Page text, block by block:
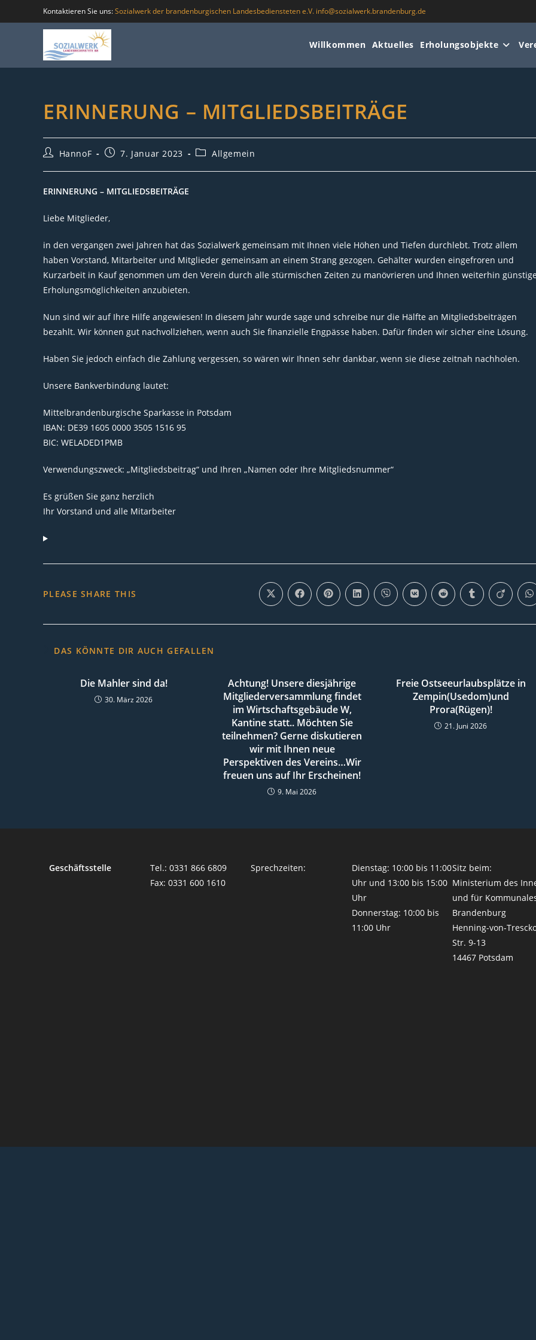
Inhalt
Kontaktieren Sie uns:Sozialwerk der brandenburgischen Landesbediensteten e.V. info@sozialwerk.brandenburg.de
Willkommen Aktuelles Erholungsobjekte
ERINNERUNG – MITGLIEDSBEITRÄGE
Beitrags-
HannoF
Beitrag7. Januar 2023
Beitrags-
Allgemein
ERINNERUNG – MITGLIEDSBEITRÄGE
Liebe Mitglieder,
in den vergangen zwei Jahren hat das Sozialwerk gemeinsam mit Ihnen viele Höhen und Tiefen durchlebt. Trotz allem
haben Vorstand, Mitarbeiter und Mitglieder gemeinsam an einem Strang gezogen. Gehälter wurden eingefroren und
Kurzarbeit in Kauf genommen um den Verein durch alle stürmischen Zeiten zu manövrieren und Ihnen weiterhin
Erholungsmöglichkeiten anzubieten.
Nun sind wir auf Ihre Hilfe angewiesen! In diesem Jahr wurde sage und schreibe nur die Hälfte an Mitgliedsbeiträgen
bezahlt. Wir können gut nachvollziehen, wenn auch Sie finanzielle Engpässe haben. Dafür finden wir sicher eine Lösung.
Haben Sie jedoch einfach die Zahlung vergessen, so wären wir Ihnen sehr dankbar, wenn sie diese zeitnah nachholen.
Unsere Bankverbindung lautet:
Mittelbrandenburgische Sparkasse in Potsdam
IBAN: DE39 1605 0000 3505 1516 95
BIC: WELADED1PMB
Verwendungszweck: „Mitgliedsbeitrag“ und Ihren „Namen oder Ihre Mitgliedsnummer“
Es grüßen Sie ganz herzlich
Ihr Vorstand und alle Mitarbeiter
PLEASE SHARE THIS Öffnet
in
neuen
Öffnet
in
neuen
Öffnet
in
neuen
Öffnet
in
neuen
Öffnet
in
neuen
Öffnet
in
neuen
Öffnet
in
neuen
Öffnet
in
neuen
Öffnet
in
neuen
in
DAS KÖNNTE DIR AUCH GEFALLEN
Die Mahler sind da!
30. März 2026
Achtung! Unsere diesjährige
Mitgliederversammlung findet
im Wirtschaftsgebäude W,
Kantine statt.. Möchten Sie
teilnehmen? Gerne diskutieren
wir mit Ihnen neue
Perspektiven des Vereins…Wir
freuen uns auf Ihr Erscheinen!
9. Mai 2026
Freie Ostseeurlaubsplätze in
Zempin(Usedom)und
Prora(Rügen)!
21. Juni 2026
Geschäftsstelle
Tel.: 0331 866 6809
Fax: 0331 600 1610
Sprechzeiten:
Dienstag: 10:00 bis 11:00
Uhr und 13:00 bis 15:00
Uhr
Donnerstag: 10:00 bis
11:00 Uhr
Sitz beim:
Ministerium des
und für
Brandenburg
Henning-von-
Str. 9-13
14467 Potsdam